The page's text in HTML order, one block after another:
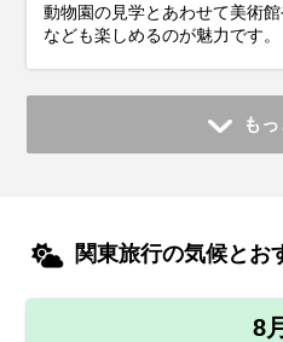
動物園の見学とあわせて美術
なども楽しめるのが魅力です。
も
関東旅行の気候とお
8月